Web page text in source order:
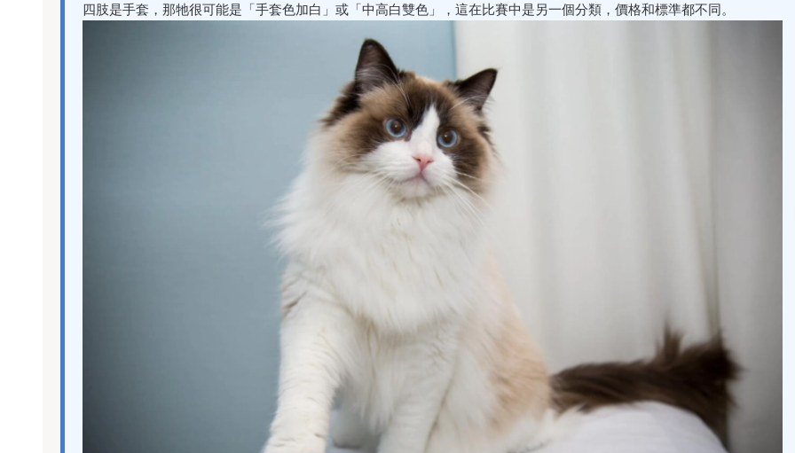
四肢是手套，那牠很可能是「手套色加白」或「中高白雙色」，這在比賽中是另一個分類，價格和標準都不同。